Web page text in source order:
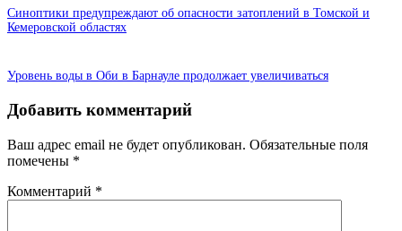
Синоптики предупреждают об опасности затоплений в Томской и
Кемеровской областях
Уровень воды в Оби в Барнауле продолжает увеличиваться
Добавить комментарий
Ваш адрес email не будет опубликован. Обязательные поля
помечены *
Комментарий *